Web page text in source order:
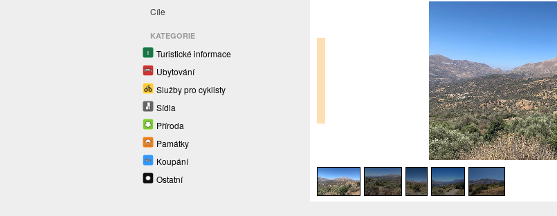
Cíle
KATEGORIE
Turistické informace
Ubytování
Služby pro cyklisty
Sídla
Příroda
Památky
Koupání
Ostatní